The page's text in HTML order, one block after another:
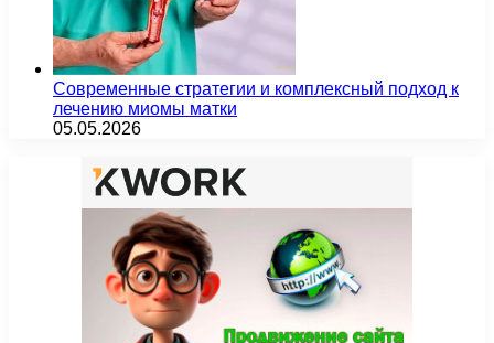
Современные стратегии и комплексный подход к
лечению миомы матки
05.05.2026